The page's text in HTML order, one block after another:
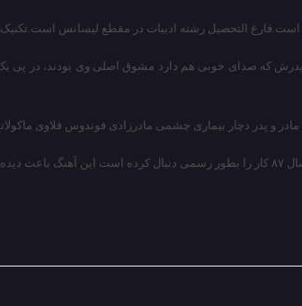
که صدای خوبی هم دارد مشوق اصلی وی بودند، در پی
مادر و پدر دچار بیماری چشمی مادرزادی فوندوس فلاوی
شد.